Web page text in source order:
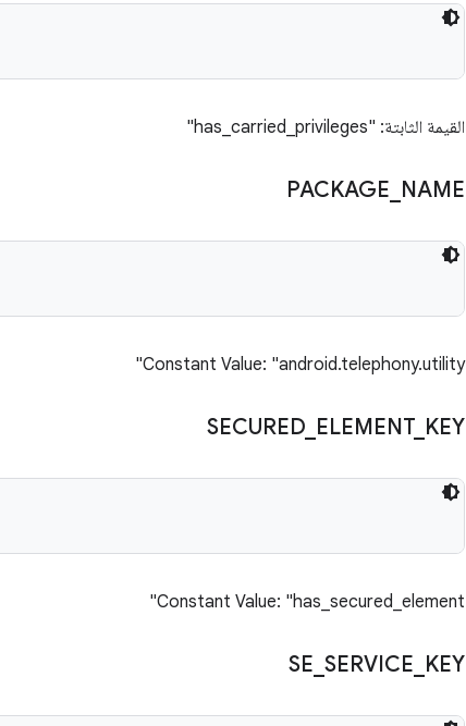
القيمة الثابتة: "has_carried_privileges"
PACKAGE NAME
Constant Value: "android.telephony.utility"
SECURED ELEMENT_ KEY
Constant Value: "has_secured_element"
SE SERVICE KEY